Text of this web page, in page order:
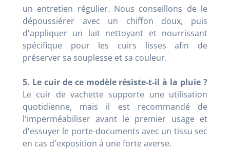
un entretien régulier. Nous conseillons de le
dépoussiérer avec un chiffon doux, puis
d'appliquer un lait nettoyant et nourrissant
spécifique pour les cuirs lisses afin de
préserver sa souplesse et sa couleur.
5. Le cuir de ce modèle résiste-t-il à la pluie ?
Le cuir de vachette supporte une utilisation
quotidienne, mais il est recommandé de
l'imperméabiliser avant le premier usage et
d'essuyer le porte-documents avec un tissu sec
en cas d'exposition à une forte averse.